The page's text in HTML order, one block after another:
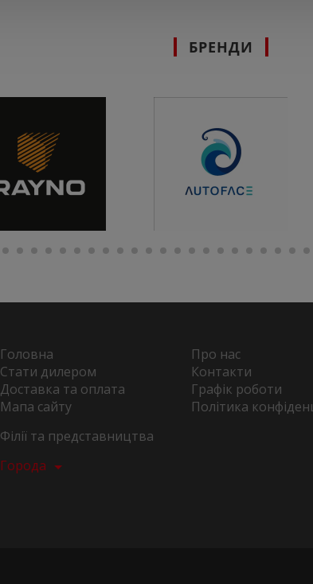
БРЕНДИ
Головна
Про нас
Стати дилером
Контакти
Доставка та оплата
Графік роботи
Мапа сайту
Політика
Філії та представництва
Города